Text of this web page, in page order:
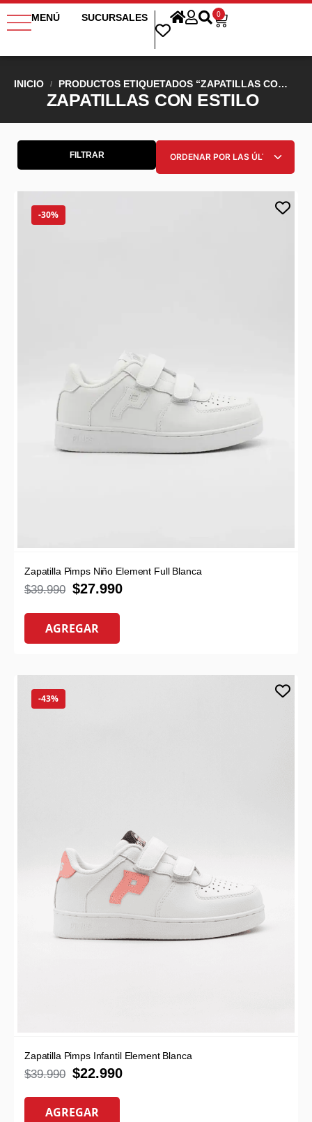
MENÚ SUCURSALES 0
INICIO / PRODUCTOS ETIQUETADOS “ZAPATILLAS CON ESTILO”
ZAPATILLAS CON ESTILO
FILTRAR
-30%
Zapatilla Pimps Niño Element Full Blanca
$39.990 $27.990
AGREGAR
-43%
Zapatilla Pimps Infantil Element Blanca
$39.990 $22.990
AGREGAR